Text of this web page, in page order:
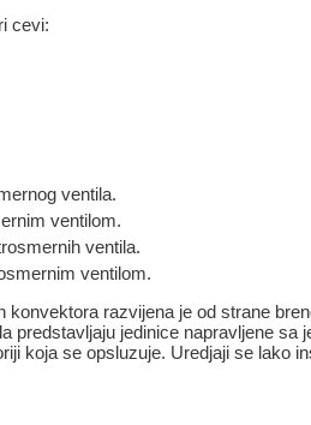
cevi:
ventila.
ventilom.
ventila.
ventilom.
konvektora razvijena je od strane
predstavljaju jedinice napravljene
koja se opsluzuje. Uredjaji se lako